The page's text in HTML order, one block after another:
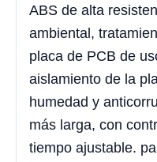
ABS de alta
ambiental,
placa de PCB de
aislamiento de la
humedad y
más larga, con
tiempo ajustable.